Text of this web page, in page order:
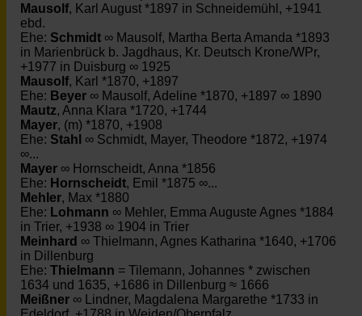
Mausolf, Karl August *1897 in Schneidemühl, +1941
ebd.
Ehe: Schmidt ∞ Mausolf, Martha Berta Amanda *1893
in Marienbrück b. Jagdhaus, Kr. Deutsch Krone/WPr,
+1977 in Duisburg ∞ 1925
Mausolf, Karl *1870, +1897
Ehe: Beyer ∞ Mausolf, Adeline *1870, +1897 ∞ 1890
Mautz, Anna Klara *1720, +1744
Mayer, (m) *1870, +1908
Ehe: Stahl ∞ Schmidt, Mayer, Theodore *1872, +1974
∞...
Mayer ∞ Hornscheidt, Anna *1856
Ehe: Hornscheidt, Emil *1875 ∞...
Mehler, Max *1880
Ehe: Lohmann ∞ Mehler, Emma Auguste Agnes *1884
in Trier, +1938 ∞ 1904 in Trier
Meinhard ∞ Thielmann, Agnes Katharina *1640, +1706
in Dillenburg
Ehe: Thielmann = Tilemann, Johannes * zwischen
1634 und 1635, +1686 in Dillenburg ≈ 1666
Meißner ∞ Lindner, Magdalena Margarethe *1733 in